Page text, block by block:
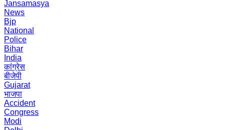
Jansamasya
News
Bjp
National
Police
Bihar
India
कांग्रेस
बीजेपी
Gujarat
भाजपा
Accident
Congress
Modi